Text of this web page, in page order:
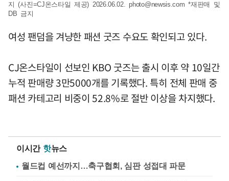
지 (사진=CJ온스타일 제공) 2026.06.02.photo@newsis.com *재판매 및
DB 금지
여성 팬덤을 겨냥한 패션 굿즈 수요도 확인되고 있다.
CJ온스타일이 선보인 KBO 굿즈는 출시 이후 약 10일간
누적 판매량 3만5000개를 기록했다. 특히 전체 판매 중
패션 카테고리 비중이 52.8%로 절반 이상을 차지했다.
이시간 핫뉴스
월드컵 예선까지…축구협회, 심판 성접대 파문